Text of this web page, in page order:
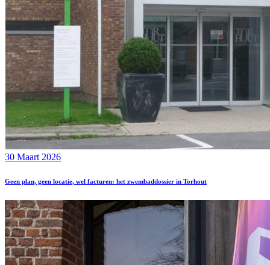
30 Maart 2026
Geen plan, geen locatie, wel facturen: het zwembaddossier in Torhout